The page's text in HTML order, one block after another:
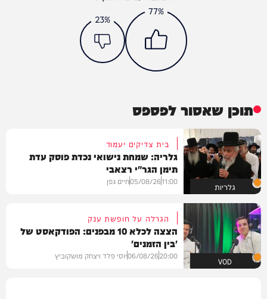
77%
23%
תוכן שאסור לפספס
גלריות
בית צדיקים יעמוד
גלריה: שמחת נישואי נכדת פוסק עדת
תימן הגר"י רצאבי
11:00
05/08/26חיים גפן
VOD
הגרלה על חופשת ענק
הצצה לכלא 10 מבפנים: הפודקאסט של
'בין הזמנים'
20:00
06/08/26יוסי פלד ויצחק מושקוביץ